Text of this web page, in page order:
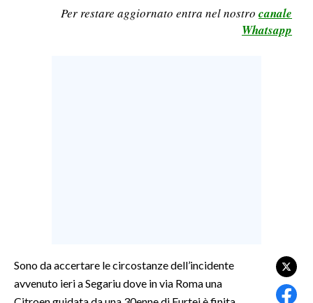
CULTURA
Per restare aggiornato entra nel nostro canale
Whatsapp
Sono da accertare le circostanze dell’incidente
avvenuto ieri a Segariu dove in via Roma una